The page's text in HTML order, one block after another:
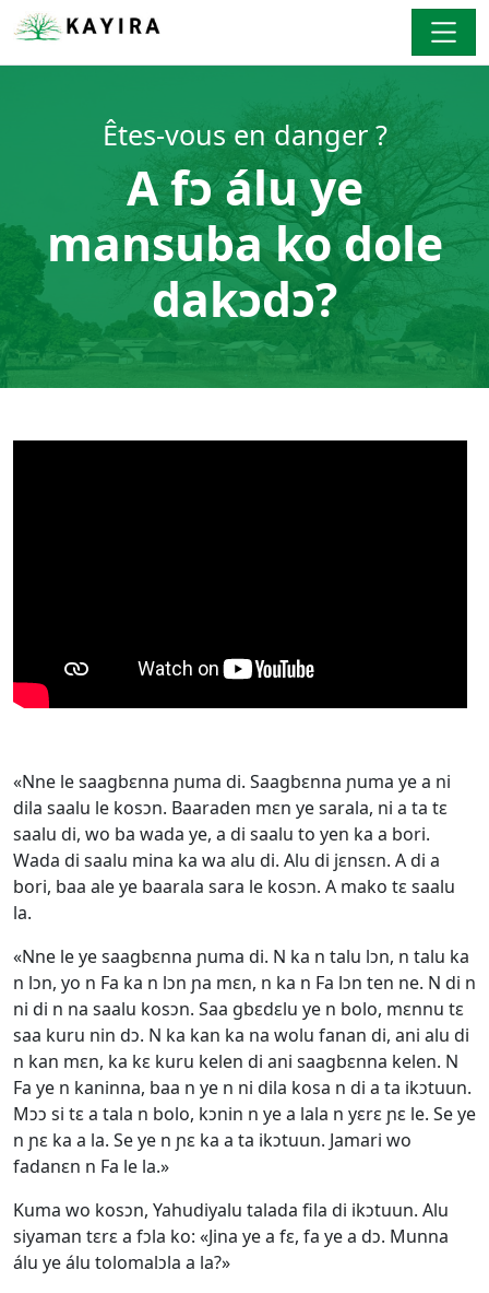
Êtes-vous en danger ?
A fɔ álu ye
mansuba ko dole
dakɔdɔ?
«Nne le saagbɛnna ɲuma di. Saagbɛnna ɲuma ye a ni
dila saalu le kosɔn. Baaraden mɛn ye sarala, ni a ta tɛ
saalu di, wo ba wada ye, a di saalu to yen ka a bori.
Wada di saalu mina ka wa alu di. Alu di jɛnsɛn. A di a
bori, baa ale ye baarala sara le kosɔn. A mako tɛ saalu
la.
«Nne le ye saagbɛnna ɲuma di. N ka n talu lɔn, n talu ka
n lɔn, yo n Fa ka n lɔn ɲa mɛn, n ka n Fa lɔn ten ne. N di n
ni di n na saalu kosɔn. Saa gbɛdɛlu ye n bolo, mɛnnu tɛ
saa kuru nin dɔ. N ka kan ka na wolu fanan di, ani alu di
n kan mɛn, ka kɛ kuru kelen di ani saagbɛnna kelen. N
Fa ye n kaninna, baa n ye n ni dila kosa n di a ta ikɔtuun.
Mɔɔ si tɛ a tala n bolo, kɔnin n ye a lala n yɛrɛ ɲɛ le. Se ye
n ɲɛ ka a la. Se ye n ɲɛ ka a ta ikɔtuun. Jamari wo
fadanɛn n Fa le la.»
Kuma wo kosɔn, Yahudiyalu talada fila di ikɔtuun. Alu
siyaman tɛrɛ a fɔla ko: «Jina ye a fɛ, fa ye a dɔ. Munna
álu ye álu tolomalɔla a la?»